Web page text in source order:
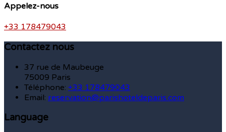
Appelez-nous
+33 178479043
Contactez nous
37 rue de Maubeuge
75009 Paris
Téléphone: +33 178479043
Email: reservation@parishoteldeparis.com
Language